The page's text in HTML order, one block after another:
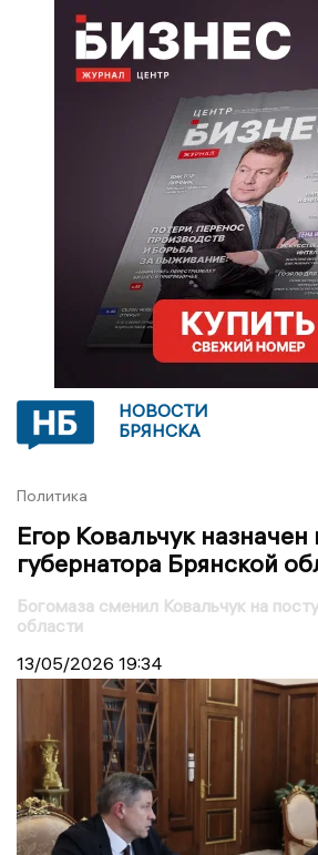
НОВОСТИ
БРЯНСКА
Политика
Егор Ковальчук назначен
губернатора Брянской
Богомаза сменил Ковальчук на
области
13/05/2026 19:34